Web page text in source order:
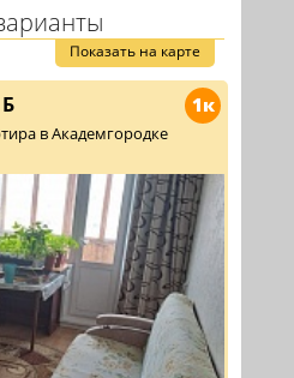
Показать на карте
1к
в Академгородке